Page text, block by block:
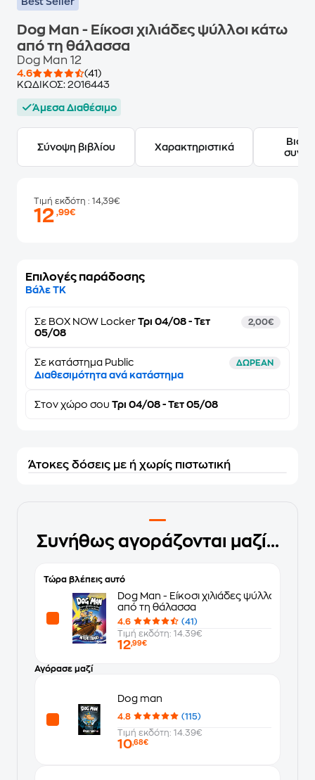
Dog Man - Είκοσι χιλιάδες ψύλλοι κάτω
από τη θάλασσα
Dog Man 12
4.6
(41)
ΚΩΔΙΚΟΣ: 2016443
Άμεσα Διαθέσιμο
Σύνοψη βιβλίου Χαρακτηριστικά
Τιμή εκδότη : 14,39€
12,99€
Επιλογές παράδοσης
Βάλε ΤΚ
Σε BOX NOW Locker Τρι 04/08 - Τετ
05/08
2,00€
Σε κατάστημα Public ΔΩΡΕΑΝ
Διαθεσιμότητα ανά κατάστημα
Στον χώρο σου Τρι 04/08 - Τετ 05/08
Άτοκες δόσεις με ή χωρίς πιστωτική
Συνήθως αγοράζονται μαζί...
Τώρα βλέπεις αυτό
Dog Man - Είκοσι χιλιάδες ψύλλοι κάτω
από τη θάλασσα
4.6
(41)
Τιμή εκδότη: 14.39€
12,99€
Αγόρασε μαζί
Dog man
4.8
(115)
Τιμή εκδότη: 14.39€
10,68€